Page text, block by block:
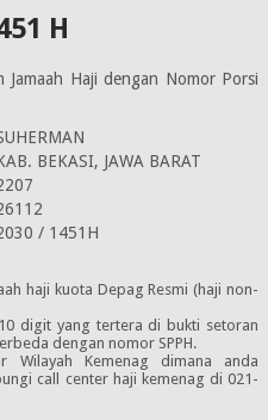
H
Haji dengan Nomor Porsi
BEKASI, JAWA BARAT
/ 1451H
haji kuota Depag Resmi (haji non-
digit yang tertera di bukti setoran
dengan nomor SPPH.
Wilayah Kemenag dimana anda
call center haji kemenag di 021-